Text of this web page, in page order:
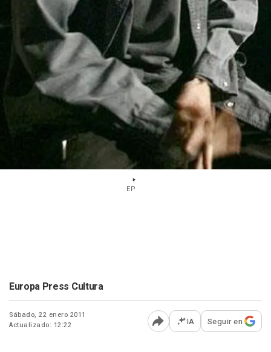
EP
Europa Press Cultura
Sábado, 22 enero 2011
Actualizado: 12:22
Abrir opciones para
IA Seguir en